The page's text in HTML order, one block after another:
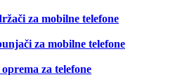
za mobilne telefone
za mobilne telefone
za telefone